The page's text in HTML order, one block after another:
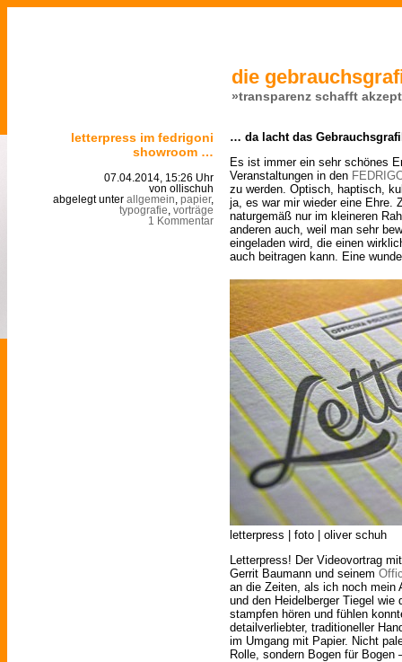
die
»transparenz schafft
letterpress im fedrigoni
showroom …
07.04.2014, 15:26 Uhr
von ollischuh
abgelegt unter allgemein papier,
typografie vorträge
1 Kommentar
… da lacht das
Es ist immer ein sehr schönes
Veranstaltungen in den
zu werden. Optisch, haptisch,
ja, es war mir wieder eine Ehre.
naturgemäß nur im kleineren
anderen auch, weil man sehr
eingeladen wird, die einen
auch beitragen kann. Eine
letterpress | foto | oliver schuh
Letterpress! Der Videovortrag
Gerrit Baumann und seinem
an die Zeiten, als ich noch mein
und den Heidelberger Tiegel
stampfen hören und fühlen
detailverliebter, traditioneller
im Umgang mit Papier. Nicht
Rolle, sondern Bogen für Bogen